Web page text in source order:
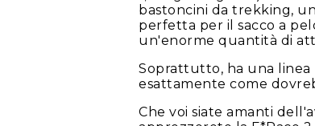
bastoncini da trekking,
perfetta per il sacco a
un'enorme quantità di
Soprattutto, ha una linea
esattamente come
Che voi siate amanti